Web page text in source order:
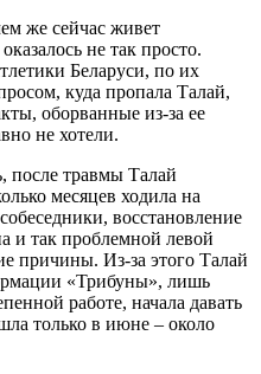
же сейчас живет
не так просто.
Беларуси, по их
куда пропала Талай,
оборванные из-за ее
не хотели.
после травмы Талай
месяцев ходила на
восстановление
и так проблемной левой
причины. Из-за этого Талай
«Трибуны», лишь
работе, начала давать
только в июне – около